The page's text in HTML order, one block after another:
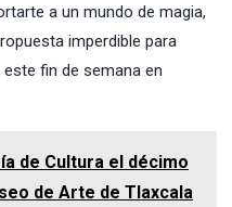
a un mundo de magia,
imperdible para
fin de semana en
de Cultura el décimo
de Arte de Tlaxcala